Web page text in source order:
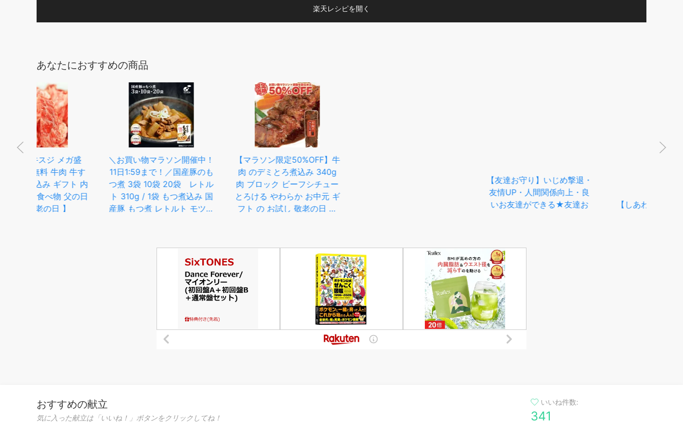
楽天レシピを開く
あなたにおすすめの商品
＼お買い物マラソン開催中！
11日1:59まで！／国産豚のも
つ煮 3袋 10袋 20袋 レトル
ト 310g / 1袋 もつ煮込み 国
産豚 もつ煮 レトルト モツ煮
【マラソン限定50%OFF】牛
肉 のデミとろ煮込み 340g
肉 ブロック ビーフシチュー
とろける やわらか お中元 ギ
フト の お試し 敬老の日 お
ご飯のお供 食べ物 実用的 人
気 おかず おつまみ オードブ
ル ごちそう
【マラソン限定20%OFF+送
料無料】豚肉の味噌煮込み
贈答用2本 セット【楽天グル
メ大賞通算14回受賞】 お中
元 ギフト 御中元 肉 柔らか
角煮 お取り寄せグルメ お取
り寄せ グルメ ご飯のお供 ご
はんのおとも のし 贈り物 食
べ物 実用的 人気 おかず お
守り★ハート・星・丸★ス
トラップ★贈り物・プレゼ
ント★パワーストーン★護
水晶★贈り物・プレゼント
にも★パワーストーン★護
符(霊符)
おすすめの献立
気に入った献立は「いいね！」ボタンをクリックしてね！
いいね件数:
341